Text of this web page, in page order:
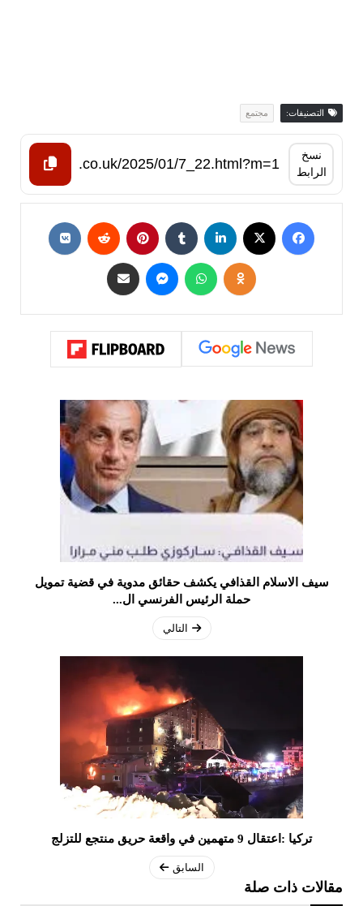
التصنيفات: مجتمع
نسخ
الرابط
سيف الاسلام القذافي يكشف حقائق مدوية في قضية تمويل
حملة الرئيس الفرنسي ال...
التالي
تركيا :اعتقال 9 متهمين في واقعة حريق منتجع للتزلج
السابق
مقالات ذات صلة